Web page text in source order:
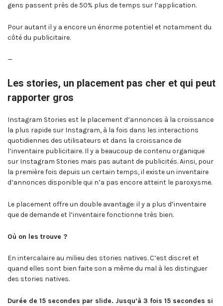
gens passent près de 50% plus de temps sur l’application.
Pour autant il y a encore un énorme potentiel et notamment du
côté du publicitaire.
—
Les stories, un placement pas cher et qui peut
rapporter gros
Instagram Stories est le placement d’annonces à la croissance
la plus rapide sur Instagram, à la fois dans les interactions
quotidiennes des utilisateurs et dans la croissance de
l’inventaire publicitaire. Il y a beaucoup de contenu organique
sur Instagram Stories mais pas autant de publicités. Ainsi, pour
la première fois depuis un certain temps, il existe un inventaire
d’annonces disponible qui n’a pas encore atteint le paroxysme.
Le placement offre un double avantage: il y a plus d’inventaire
que de demande et l’inventaire fonctionne très bien.
Où on les trouve ?
En intercalaire au milieu des stories natives. C’est discret et
quand elles sont bien faite son a même du mal à les distinguer
des stories natives.
Durée de 15 secondes par slide. Jusqu’à 3 fois 15 secondes si